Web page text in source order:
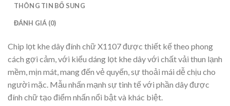
THÔNG TIN BỔ SUNG
ĐÁNH GIÁ (0)
Chip lọt khe dây đính chữ X1107 được thiết kế theo phong
cách gợi cảm, với kiểu dáng lọt khe dây với chất vải thun lạnh
mềm, mịn mát, mang đến vẻ quyến, sự thoải mái dễ chịu cho
người mặc. Mẫu nhấn mạnh sự tinh tế với phần dây được
đính chữ tạo điểm nhấn nổi bật và khác biệt.